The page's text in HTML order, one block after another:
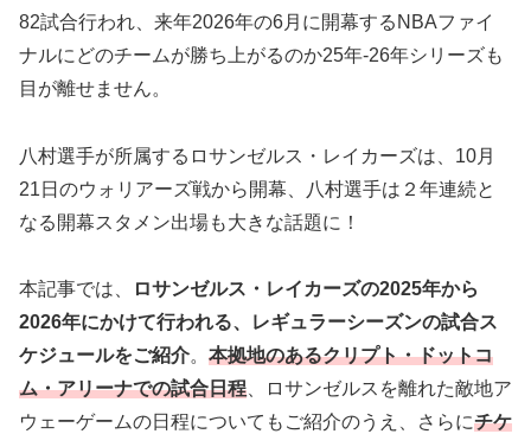
82試合行われ、来年2026年の6月に開幕するNBAファイ
ナルにどのチームが勝ち上がるのか25年-26年シリーズも
目が離せません。
八村選手が所属するロサンゼルス・レイカーズは、10月
21日のウォリアーズ戦から開幕、八村選手は２年連続と
なる開幕スタメン出場も大きな話題に！
本記事では、
ロサンゼルス・レイカーズの2025年から
2026年にかけて行われる、レギュラーシーズンの試合ス
ケジュールをご紹介。 本拠地のあるクリプト・ドットコ
ム・アリーナでの試合日程、ロサンゼルスを離れた敵地ア
ウェーゲームの日程についてもご紹介のうえ、さらにチケ